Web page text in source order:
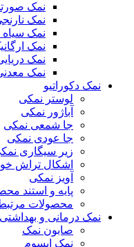
نمک
نمک
نمک سیاه
نمک
نمک
نمک
نمک دکوراتیو
لوستر نمکی
آباژور نمکی
جا شمعی نمکی
جا عودی نمکی
زیر سیگاری
اشکال تراش
آویز نمکی
پایه و استند
محصولات
نمک درمانی و بهداشتی
صابون نمک
نمک اپسوم